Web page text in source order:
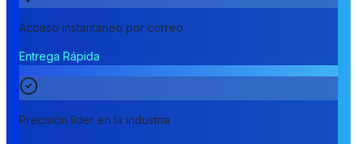
Acceso instantáneo por correo
Entrega Rápida
Precisión líder en la industria